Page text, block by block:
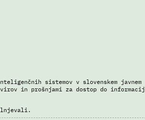
sistemov v slovenskem javnem
in prošnjami za dostop do informacij